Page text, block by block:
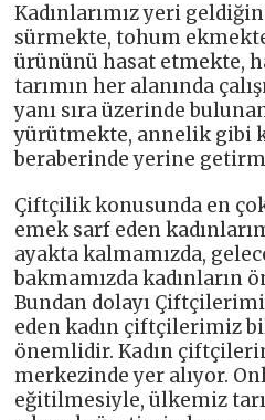
Kadınlarımız yeri
sürmekte, tohum
ürününü hasat etmekte,
tarımın her alanında
yanı sıra üzerinde
yürütmekte, annelik gibi
beraberinde yerine
Çiftçilik konusunda en
emek sarf eden
ayakta kalmamızda,
bakmamızda kadınların
Bundan dolayı
eden kadın çiftçilerimiz
önemlidir. Kadın
merkezinde yer alıyor.
eğitilmesiyle, ülkemiz